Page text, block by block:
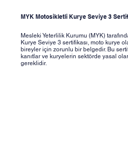
MYK Motosikletli Kurye Seviye 3
Mesleki Yeterlilik Kurumu (MYK)
Kurye Seviye 3 sertifikası, moto kurye
bireyler için zorunlu bir belgedir. Bu
kanıtlar ve kuryelerin sektörde yasal
gereklidir.